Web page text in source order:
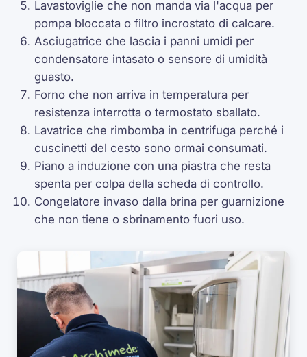
Lavastoviglie che non manda via l'acqua per
pompa bloccata o filtro incrostato di calcare.
Asciugatrice che lascia i panni umidi per
condensatore intasato o sensore di umidità
guasto.
Forno che non arriva in temperatura per
resistenza interrotta o termostato sballato.
Lavatrice che rimbomba in centrifuga perché i
cuscinetti del cesto sono ormai consumati.
Piano a induzione con una piastra che resta
spenta per colpa della scheda di controllo.
Congelatore invaso dalla brina per guarnizione
che non tiene o sbrinamento fuori uso.